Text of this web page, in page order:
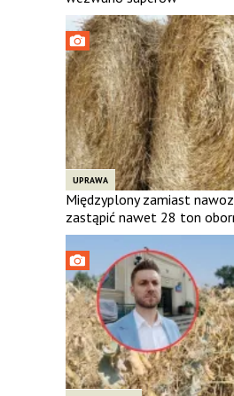
UPRAWA
Międzyplony zamiast
zastąpić nawet 28 ton